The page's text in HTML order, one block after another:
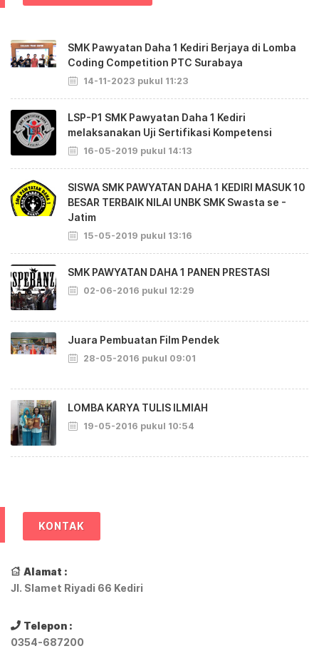
SMK Pawyatan Daha 1 Kediri Berjaya di Lomba
Coding Competition PTC Surabaya
14-11-2023 pukul 11:23
LSP-P1 SMK Pawyatan Daha 1 Kediri
melaksanakan Uji Sertifikasi Kompetensi
16-05-2019 pukul 14:13
SISWA SMK PAWYATAN DAHA 1 KEDIRI MASUK 10
BESAR TERBAIK NILAI UNBK SMK Swasta se -
Jatim
15-05-2019 pukul 13:16
SMK PAWYATAN DAHA 1 PANEN PRESTASI
02-06-2016 pukul 12:29
Juara Pembuatan Film Pendek
28-05-2016 pukul 09:01
LOMBA KARYA TULIS ILMIAH
19-05-2016 pukul 10:54
KONTAK
Alamat :
Jl. Slamet Riyadi 66 Kediri
Telepon :
0354-687200